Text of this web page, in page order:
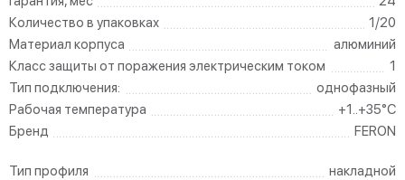
Количество в упаковках
1/20
Материал корпуса
алюминий
Класс защиты от поражения электрическим током
1
Тип подключения:
однофазный
Рабочая температура
+1..+35°C
Бренд
FERON
Тип профиля
накладной